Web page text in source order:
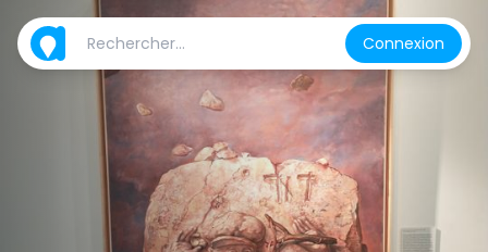
Connexion